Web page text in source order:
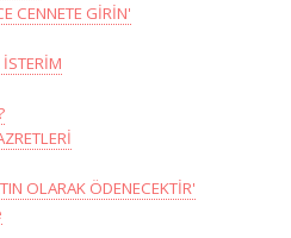
CENNETE GİRİN'
OLARAK ÖDENECEKTİR'